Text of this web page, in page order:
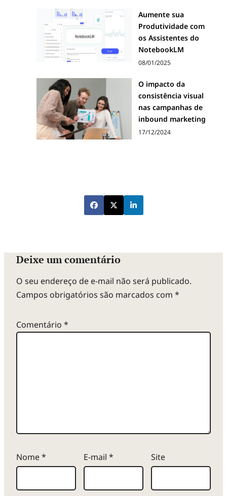
Aumente sua
Produtividade com
os Assistentes do
NotebookLM
08/01/2025
O impacto da
consistência visual
nas campanhas de
inbound marketing
17/12/2024
Deixe um comentário
O seu endereço de e-mail não será publicado.
Campos obrigatórios são marcados com *
Comentário *
Nome* E-mail * Site